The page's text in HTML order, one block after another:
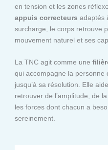
en tension et les zones
appuis correcteurs adaptés
surcharge, le corps retrouve
mouvement naturel et ses
La TNC agit comme une
qui accompagne la personne
jusqu’à sa résolution. Elle
retrouver de l’amplitude, de
les forces dont chacun a
sereinement.